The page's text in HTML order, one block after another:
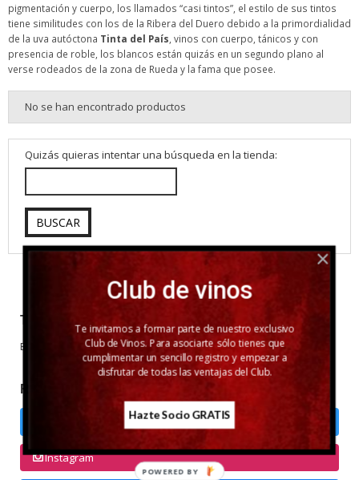
TU CARRITO (0)
El carrito de la compra está vacío
REDES SOCIALES
Instagram
pigmentación y cuerpo, los llamados “casi tintos”, el estilo de sus tintos
tiene similitudes con los de la Ribera del Duero debido a la primordialidad
de la uva autóctona Tinta del País , vinos con cuerpo, tánicos y con
presencia de roble, los blancos están quizás en un segundo plano al
verse rodeados de la zona de Rueda y la fama que posee.
No se han encontrado productos
Quizás quieras intentar una búsqueda en la tienda:
Club de vinos
Te invitamos a formar parte de nuestro exclusivo
Club de Vinos. Para asociarte sólo tienes que
cumplimentar un sencillo registro y empezar a
disfrutar de todas las ventajas del Club.
Hazte Socio GRATIS
POWERED BY